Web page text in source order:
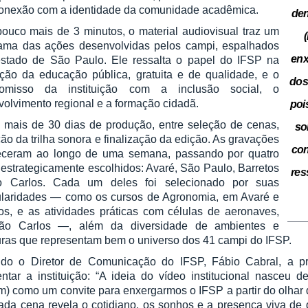
com a identidade da comunidade acadêmica.
mais de 3 minutos, o material audiovisual traz um
das ações desenvolvidas pelos campi, espalhados
de São Paulo. Ele ressalta o papel do IFSP na
da educação pública, gratuita e de qualidade, e o
da instituição com a inclusão social, o
regional e a formação cidadã.
mais de 30 dias de produção, entre seleção de cenas,
da trilha sonora e finalização da edição. As gravações
ao longo de uma semana, passando por quatro
escolhidos: Avaré, São Paulo, Barretos
Carlos. Cada um deles foi selecionado por suas
— como os cursos de Agronomia, em Avaré e
e as atividades práticas com células de aeronaves,
Carlos —, além da diversidade de ambientes e
que representam bem o universo dos 41 campi do IFSP.
o Diretor de Comunicação do IFSP, Fábio Cabral, a
a instituição: “A ideia do vídeo institucional nasceu
como um convite para enxergarmos o IFSP a partir do
cena revela o cotidiano, os sonhos e a presença viva de